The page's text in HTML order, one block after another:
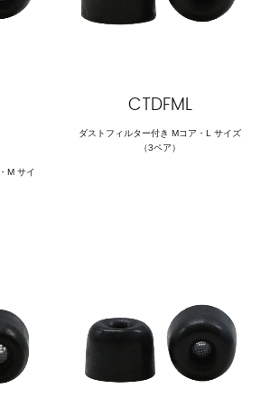
M サイ
CTDFML
ダストフィルター付き Mコア・L サイズ
（3ペア）